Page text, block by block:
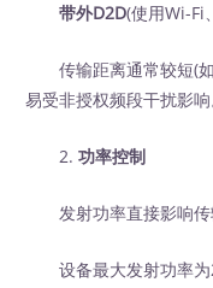
带外D2D(使用Wi-Fi
传输距离通常较短(如
易受非授权频段干扰影响
2.功率控制
发射功率直接影响传
设备最大发射功率为